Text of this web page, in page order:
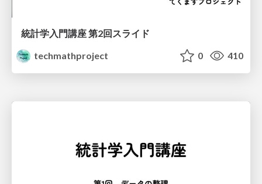
統計学入門講座 第2回スライド
techmathproject
0 410